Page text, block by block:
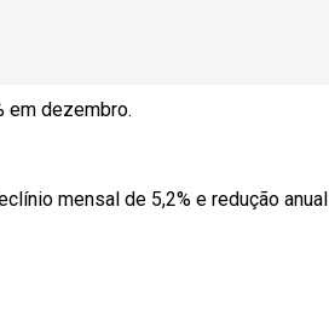
em dezembro.
mensal de 5,2% e redução anual